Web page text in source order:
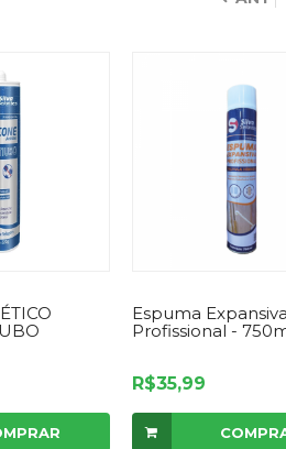
Espuma Expansiva
Profissional -
R$35,99